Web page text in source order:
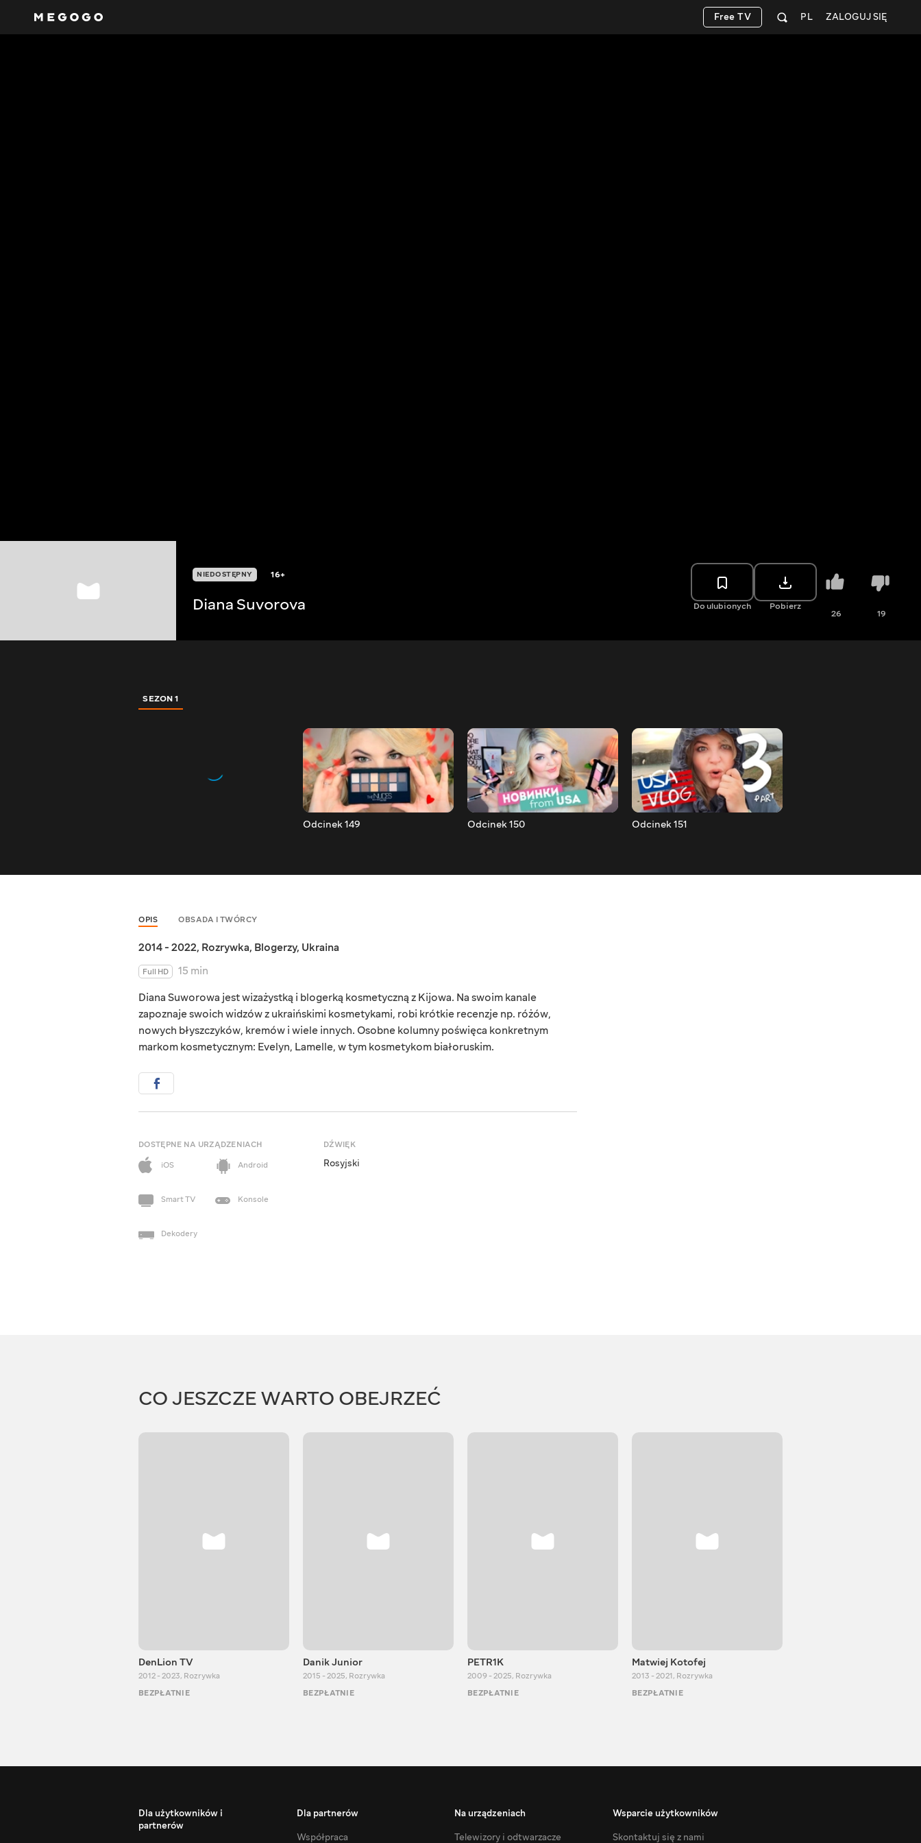
ZALOGUJ SIĘ
PL
Free TV
NIEDOSTĘPNY 16+
Diana Suvorova Do ulubionych Pobierz
26 19
SEZON 1
Odcinek 149 Odcinek 150 Odcinek 151
OPIS OBSADA I TWÓRCY
2014 - 2022, Rozrywka, Blogerzy, Ukraina
Full HD
15 min
Diana Suworowa jest wizażystką i blogerką kosmetyczną z Kijowa. Na swoim kanale
zapoznaje swoich widzów z ukraińskimi kosmetykami, robi krótkie recenzje np. różów,
nowych błyszczyków, kremów i wiele innych. Osobne kolumny poświęca konkretnym
markom kosmetycznym: Evelyn, Lamelle, w tym kosmetykom białoruskim.
DOSTĘPNE NA URZĄDZENIACH
iOS
Android
Smart TV Konsole
Dekodery
DŹWIĘK
Rosyjski
CO JESZCZE WARTO OBEJRZEĆ
DenLion TV
2012 - 2023, Rozrywka
BEZPŁATNIE
Danik Junior
2015 - 2025, Rozrywka
BEZPŁATNIE
PETR1K
2009 - 2025, Rozrywka
BEZPŁATNIE
Matwiej Kotofej
2013 - 2021, Rozrywka
BEZPŁATNIE
Dla użytkowników i
partnerów
Dla partnerów
Współpraca
Na urządzeniach
Telewizory i odtwarzacze
Wsparcie użytkowników
Skontaktuj się z nami